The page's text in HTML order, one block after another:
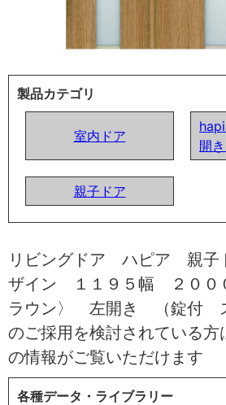
製品カテゴリ
室内ドア
開
親子ドア
リビングドア ハピア 親
ザイン １１９５幅 ２００
ラウン〉 左開き （錠付
のご採用を検討されている方
の情報がご覧いただけます
各種データ・ライブラリー